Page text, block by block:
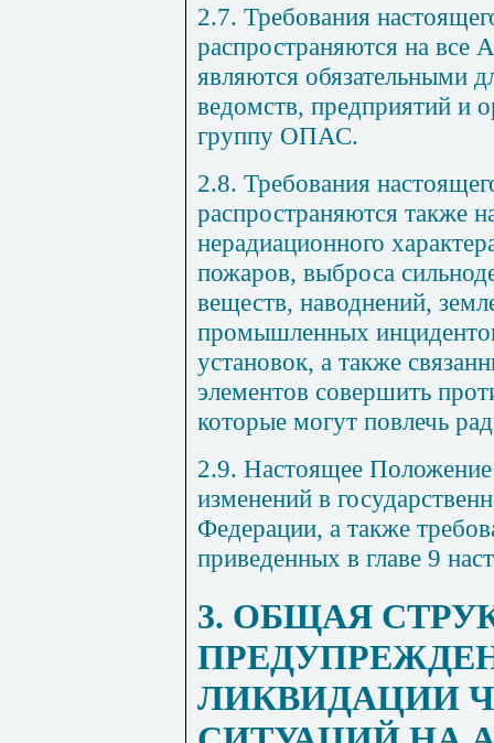
2.7. Требования
распространяются на все
являются обязательными
ведомств, предприятий и
группу ОПАС.
2.8. Требования
распространяются также
нерадиационного
пожаров, выброса
веществ, наводнений,
промышленных
установок, а также
элементов совершить
которые могут повлечь
2.9. Настоящее Положение
изменений в
Федерации, а также
приведенных в главе 9
3. ОБЩАЯ
ЛИКВИДАЦИИ